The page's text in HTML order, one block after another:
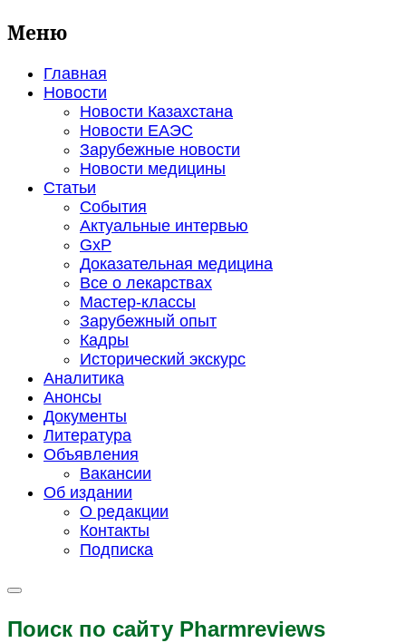
Меню
Главная
Новости
Новости Казахстана
Новости ЕАЭС
Зарубежные новости
Новости медицины
Статьи
События
Актуальные интервью
GxP
Доказательная медицина
Все о лекарствах
Мастер-классы
Зарубежный опыт
Кадры
Исторический экскурс
Аналитика
Анонсы
Документы
Литература
Объявления
Вакансии
Об издании
О редакции
Контакты
Подписка
Поиск по сайту Pharmreviews